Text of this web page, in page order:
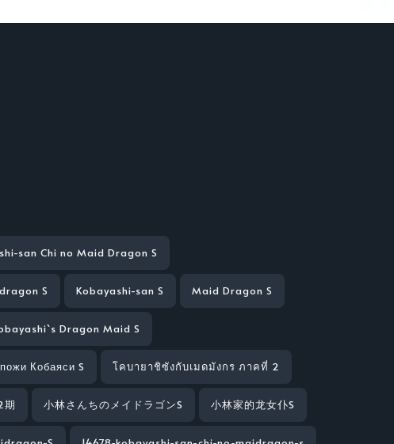
san Chi no Maid Dragon S
S Kobayashi-san S Maid Dragon S
Dragon Maid S
Кобаяси S โคบายาชิซังกับเมดมังกร ภาคที่ 2
期 小林さんちのメイドラゴンS 小林家的龙女仆S